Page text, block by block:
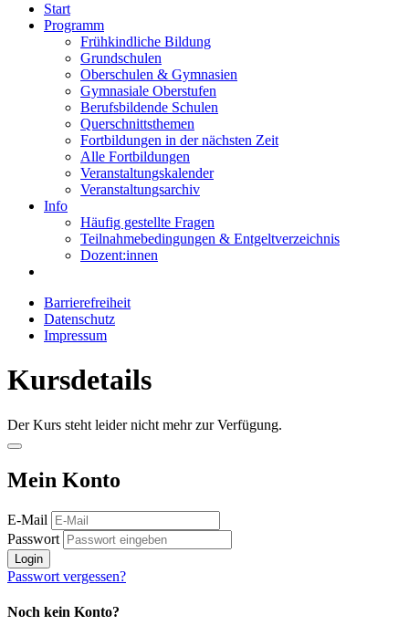
Start
Programm
Frühkindliche Bildung
Grundschulen
Oberschulen & Gymnasien
Gymnasiale Oberstufen
Berufsbildende Schulen
Querschnittsthemen
Fortbildungen in der nächsten Zeit
Alle Fortbildungen
Veranstaltungskalender
Veranstaltungsarchiv
Info
Häufig gestellte Fragen
Teilnahmebedingungen & Entgeltverzeichnis
Dozent:innen
Barrierefreiheit
Datenschutz
Impressum
Kursdetails
Der Kurs steht leider nicht mehr zur Verfügung.
Mein Konto
E-Mail
Passwort
Login
Passwort vergessen?
Noch kein Konto?